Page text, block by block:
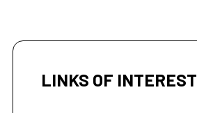
LINKS OF INTEREST